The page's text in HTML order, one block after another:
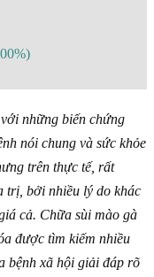
những biến chứng
nói chung và sức khỏe
trên thực tế, rất
trị, bởi nhiều lý do khác
cả. Chữa sùi mào gà
được tìm kiếm nhiều
bệnh xã hội giải đáp rõ